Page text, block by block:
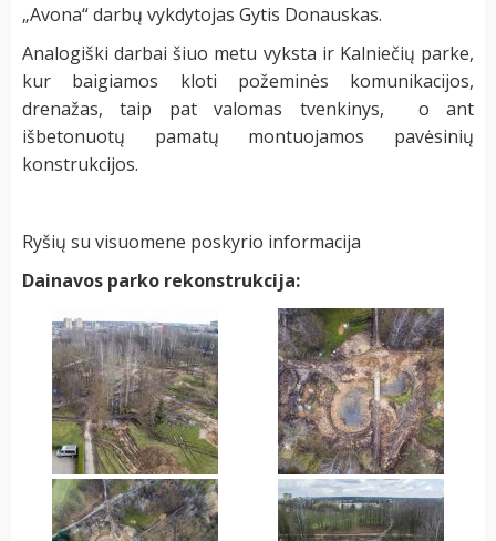
„Avona“ darbų vykdytojas Gytis Donauskas.
Analogiški darbai šiuo metu vyksta ir Kalniečių parke,
kur baigiamos kloti požeminės komunikacijos,
drenažas, taip pat valomas tvenkinys, o ant
išbetonuotų pamatų montuojamos pavėsinių
konstrukcijos.
Ryšių su visuomene poskyrio informacija
Dainavos parko rekonstrukcija: